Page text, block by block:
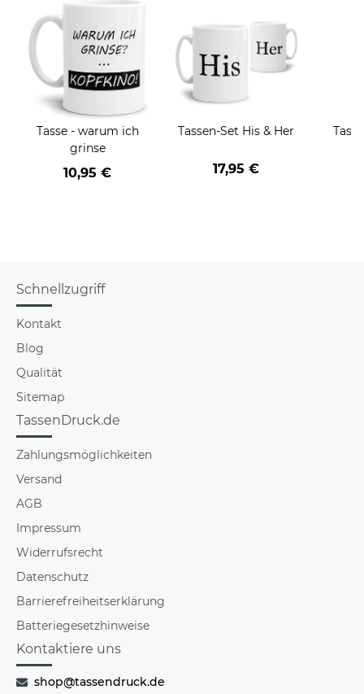
Tasse - warum ich
grinse
10,95 €
Tassen-Set His & Her
17,95 €
Schnellzugriff
Kontakt
Blog
Qualität
Sitemap
TassenDruck.de
Zahlungsmöglichkeiten
Versand
AGB
Impressum
Widerrufsrecht
Datenschutz
Barrierefreiheitserklärung
Batteriegesetzhinweise
Kontaktiere uns
shop@tassendruck.de